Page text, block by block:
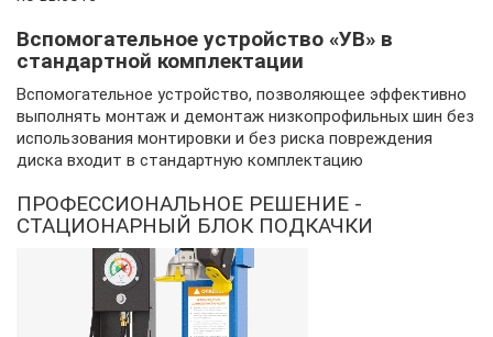
Вспомогательное устройство «УВ» в
стандартной комплектации
Вспомогательное устройство, позволяющее эффективно
выполнять монтаж и демонтаж низкопрофильных шин без
использования монтировки и без риска повреждения
диска входит в стандартную комплектацию
ПРОФЕССИОНАЛЬНОЕ РЕШЕНИЕ -
СТАЦИОНАРНЫЙ БЛОК ПОДКАЧКИ